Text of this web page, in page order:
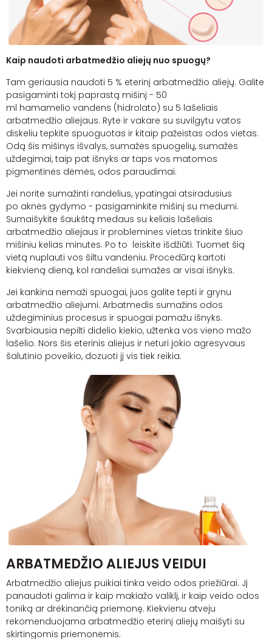
Kaip naudoti arbatmedžio aliejų nuo spuogų?
Tam geriausia naudoti 5 % eterinį arbatmedžio aliejų. Galite
pasigaminti tokį paprastą mišinį - 50
ml hamamelio vandens (hidrolato) su 5 lašeliais
arbatmedžio aliejaus. Ryte ir vakare su suvilgytu vatos
diskeliu tepkite spuoguotas ir kitaip pažeistas odos vietas.
Odą šis mišinys išvalys, sumažės spuogelių, sumažės
uždegimai, taip pat išnyks ar taps vos matomos
pigmentinės dėmės, odos paraudimai.
Jei norite sumažinti randelius, ypatingai atsiradusius
po aknės gydymo - pasigaminkite mišinį su medumi.
Sumaišykite šaukštą medaus su keliais lašeliais
arbatmedžio aliejaus ir problemines vietas trinkite šiuo
mišiniu kelias minutes. Po to leiskite išdžiūti. Tuomet šią
vietą nuplauti vos šiltu vandeniu. Procedūrą kartoti
kiekvieną dieną, kol randeliai sumažės ar visai išnyks.
Jei kankina nemaži spuogai, juos galite tepti ir grynu
arbatmedžio aliejumi. Arbatmedis sumažins odos
uždegiminius procesus ir spuogai pamažu išnyks.
Svarbiausia nepilti didelio kiekio, užtenka vos vieno mažo
lašelio. Nors šis eterinis aliejus ir neturi jokio agresyvaus
šalutinio poveikio, dozuoti jį vis tiek reikia.
ARBATMEDŽIO ALIEJUS VEIDUI
Arbatmedžio aliejus puikiai tinka veido odos priežiūrai. Jį
panaudoti galima ir kaip makiažo valiklį, ir kaip veido odos
toniką ar drėkinančią priemonę. Kiekvienu atveju
rekomenduojama arbatmedžio eterinį aliejų maišyti su
skirtingomis priemonėmis.